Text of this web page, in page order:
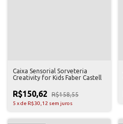
Caixa Sensorial Sorveteria
Creativity for Kids Faber Castell
R$150,62 R$158,55
5 xde R$30,12 sem juros